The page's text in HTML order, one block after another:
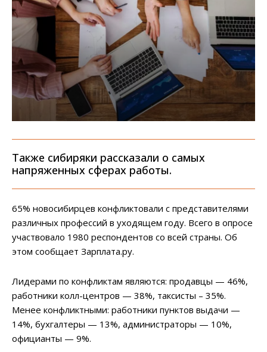
Также сибиряки рассказали о самых
напряженных сферах работы.
65% новосибирцев конфликтовали с представителями
различных профессий в уходящем году. Всего в опросе
участвовало 1980 респондентов со всей страны. Об
этом сообщает Зарплата.ру.
Лидерами по конфликтам являются: продавцы — 46%,
работники колл-центров — 38%, таксисты – 35%.
Менее конфликтными: работники пунктов выдачи —
14%, бухгалтеры — 13%, администраторы — 10%,
официанты — 9%.